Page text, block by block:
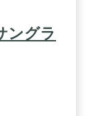
ングラ